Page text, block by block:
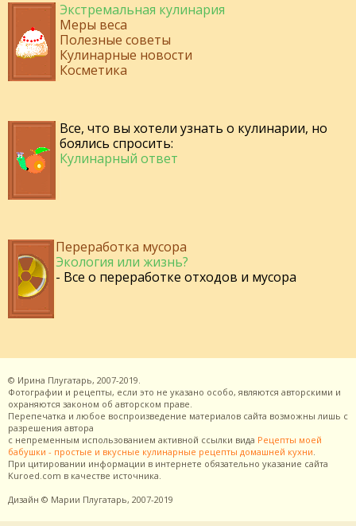
Экстремальная кулинария
Меры веса
Полезные советы
Кулинарные новости
Косметика
Все, что вы хотели узнать о кулинарии, но
боялись спросить:
Кулинарный ответ
Переработка мусора
Экология или жизнь?
- Все о переработке отходов и мусора
© Ирина Плугатарь, 2007-2019.
Фотографии и рецепты, если это не указано особо, являются авторскими и
охраняются законом об авторском праве.
Перепечатка и любое воспроизведение материалов сайта возможны лишь с
разрешения автора
с непременным использованием активной ссылки вида Рецепты моей
бабушки - простые и вкусные кулинарные рецепты домашней кухни.
При цитировании информации в интернете обязательно указание сайта
Kuroed.com в качестве источника.
Дизайн © Марии Плугатарь, 2007-2019